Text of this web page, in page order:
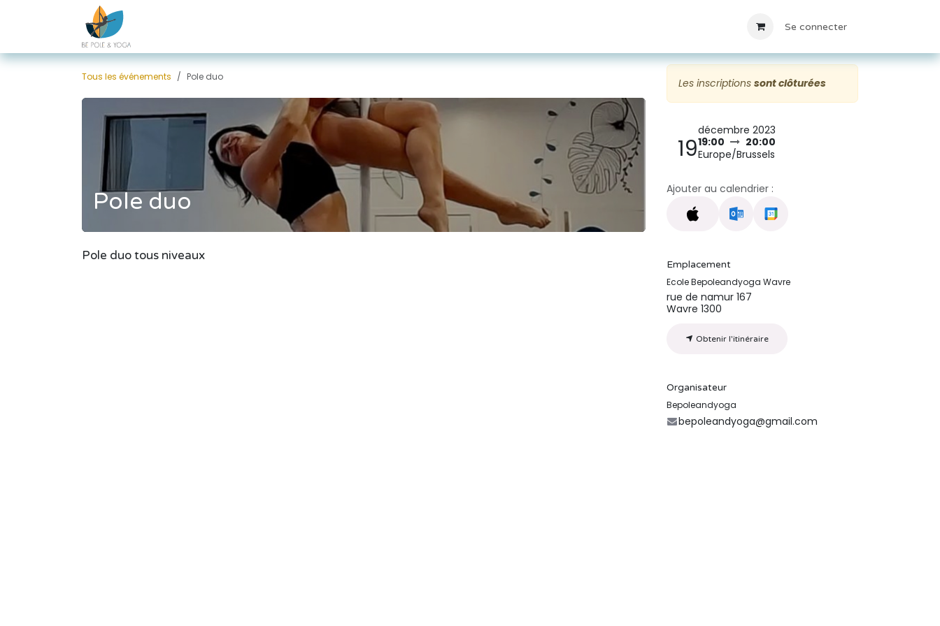
Se connecter
Tous les événements Pole duo
Pole duo
Pole duo tous niveaux
Les inscriptions sont clôturées
19
décembre 2023
19:00
20:00
Europe/Brussels
Ajouter au calendrier :
Emplacement
Ecole Bepoleandyoga Wavre
rue de namur 167
Wavre 1300
Obtenir l'itinéraire
Organisateur
Bepoleandyoga
bepoleandyoga@gmail.com